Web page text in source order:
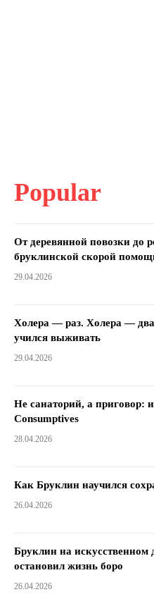
Popular
От деревянной повозки до
бруклинской скорой
29.04.2026
Холера — раз. Холера —
учился выживать
29.04.2026
Не санаторий, а приговор:
Consumptives
28.04.2026
Как Бруклин научился
26.04.2026
Бруклин на
остановил жизнь боро
26.04.2026